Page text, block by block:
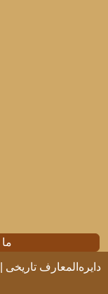
© 2024 دایره‌المعارف